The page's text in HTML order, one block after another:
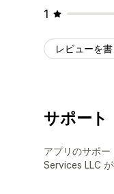
1
レビューを書
サポート
アプリのサポ
Services LLC が